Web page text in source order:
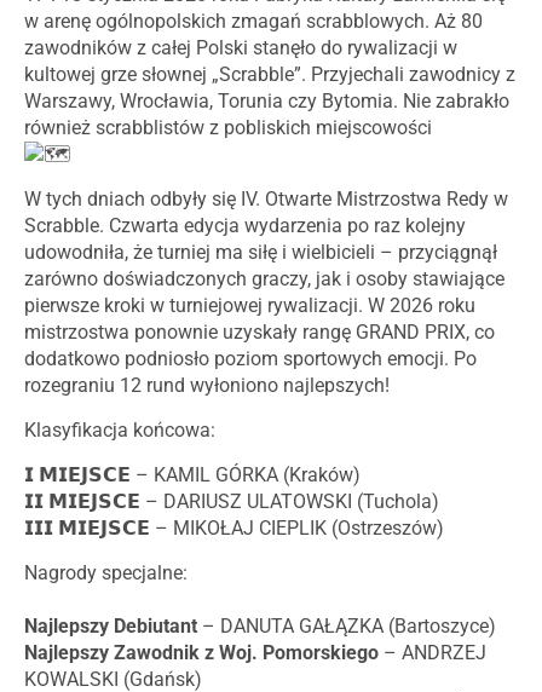
w arenę ogólnopolskich zmagań scrabblowych. Aż 80
zawodników z całej Polski stanęło do rywalizacji w
kultowej grze słownej „Scrabble”. Przyjechali zawodnicy z
Warszawy, Wrocławia, Torunia czy Bytomia. Nie zabrakło
również scrabblistów z pobliskich miejscowości
W tych dniach odbyły się IV. Otwarte Mistrzostwa Redy w
Scrabble. Czwarta edycja wydarzenia po raz kolejny
udowodniła, że turniej ma siłę i wielbicieli – przyciągnął
zarówno doświadczonych graczy, jak i osoby stawiające
pierwsze kroki w turniejowej rywalizacji. W 2026 roku
mistrzostwa ponownie uzyskały rangę GRAND PRIX, co
dodatkowo podniosło poziom sportowych emocji. Po
rozegraniu 12 rund wyłoniono najlepszych!
Klasyfikacja końcowa:
𝗜 𝗠𝗜𝗘𝗝𝗦𝗖𝗘 – KAMIL GÓRKA (Kraków)
𝗜𝗜 𝗠𝗜𝗘𝗝𝗦𝗖𝗘 – DARIUSZ ULATOWSKI (Tuchola)
𝗜𝗜𝗜 𝗠𝗜𝗘𝗝𝗦𝗖𝗘 – MIKOŁAJ CIEPLIK (Ostrzeszów)
Nagrody specjalne:
Najlepszy Debiutant – DANUTA GAŁĄZKA (Bartoszyce)
Najlepszy Zawodnik z Woj. Pomorskiego – ANDRZEJ
KOWALSKI (Gdańsk)